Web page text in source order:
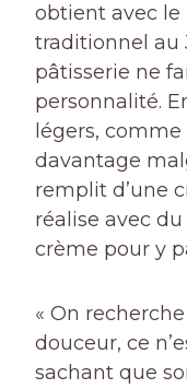
obtient avec le
traditionnel au
pâtisserie ne
personnalité.
légers,
davantage
remplit d’une
réalise avec
crème pour y
« On
douceur, ce
sachant que